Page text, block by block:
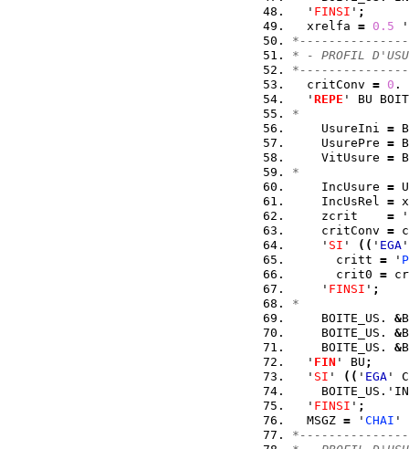
  '
FINSI ' ;
  xrelfa
= 0.5 '
* - PROFIL
  critConv
= 0 .
  '
REPE ' BU
*
    UsureIni
=
    UsurePre
=
    VitUsure
=
*
    IncUsure
=
    IncUsRel
=
    zcrit
= '
    critConv
=
    '
SI ' ( ( ' EGA
      critt
= '
      crit0
=
    '
FINSI ' ;
*
    BOITE_US.
&
    BOITE_US.
&
    BOITE_US.
&
  '
FIN ' BU ;
  '
SI ' ( ( ' EGA '
  '
FINSI ' ;
  MSGZ
= ' CHAI '